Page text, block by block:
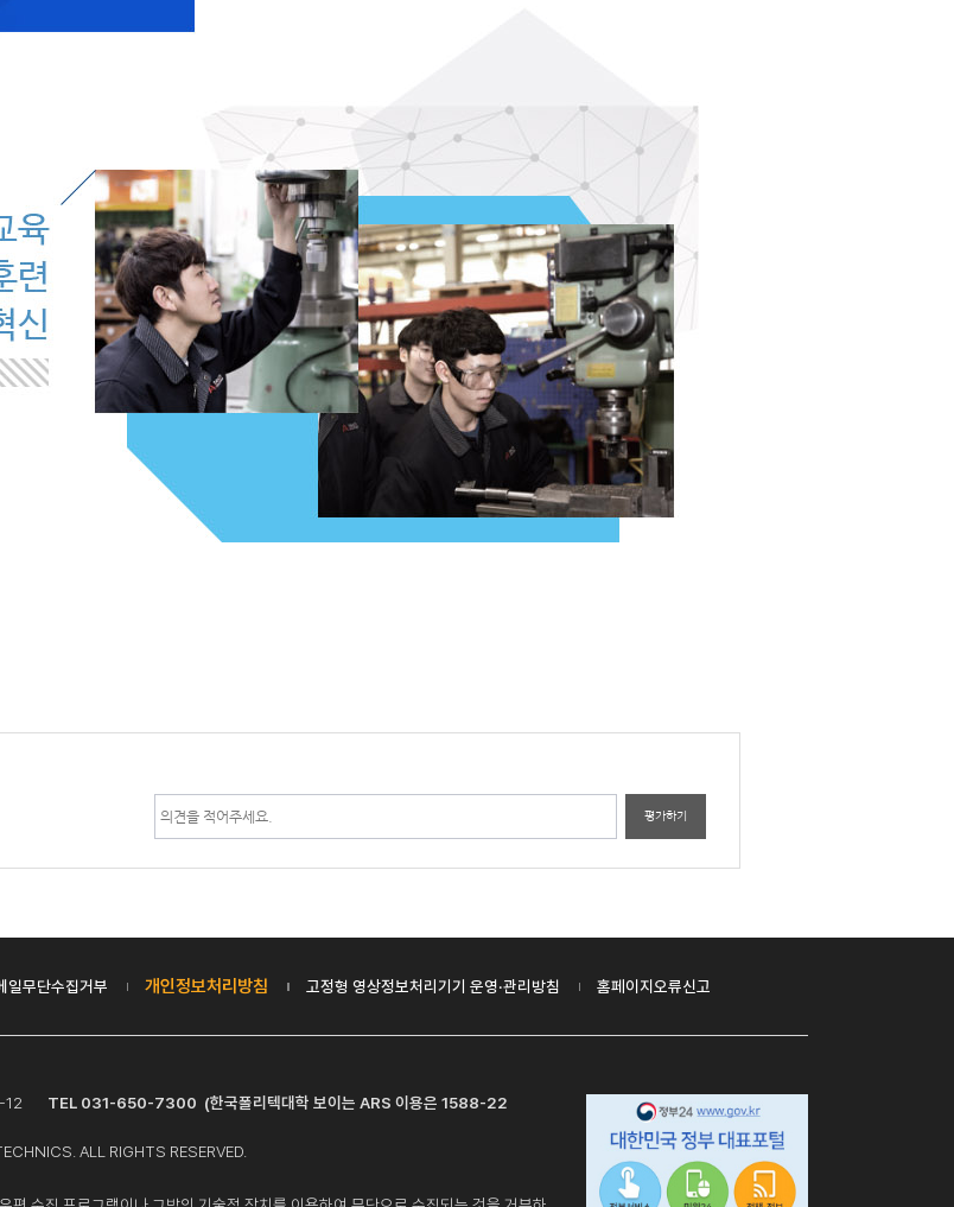
평가하기
일무단수집거부 개인정보처리방침 고정형 영상정보처리기기 운영·관리방침
홈페이지오류신고
12 TEL 031-650-7300 (한국폴리텍대학 보이는 ARS 이용은 1588-22
ALL RIGHTS RESERVED.